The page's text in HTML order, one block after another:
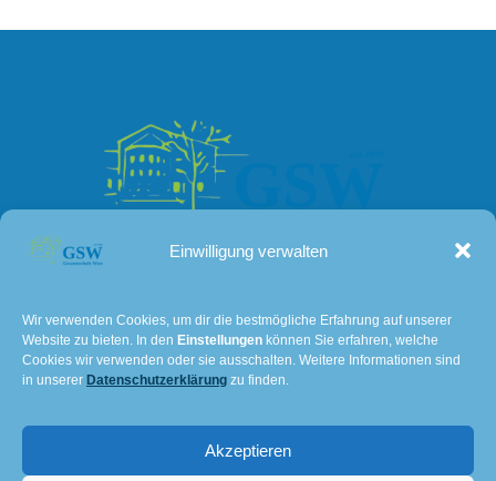
Einwilligung verwalten
Wir verwenden Cookies, um dir die bestmögliche Erfahrung auf unserer
Website zu bieten. In den Einstellungen können Sie erfahren, welche
Cookies wir verwenden oder sie ausschalten. Weitere Informationen sind
in unserer Datenschutzerklärung zu finden.
Akzeptieren
Lissaer Straße 7
28237 Bremen
Tel: 0421 – 36114611
501@schulverwaltung.bremen.de